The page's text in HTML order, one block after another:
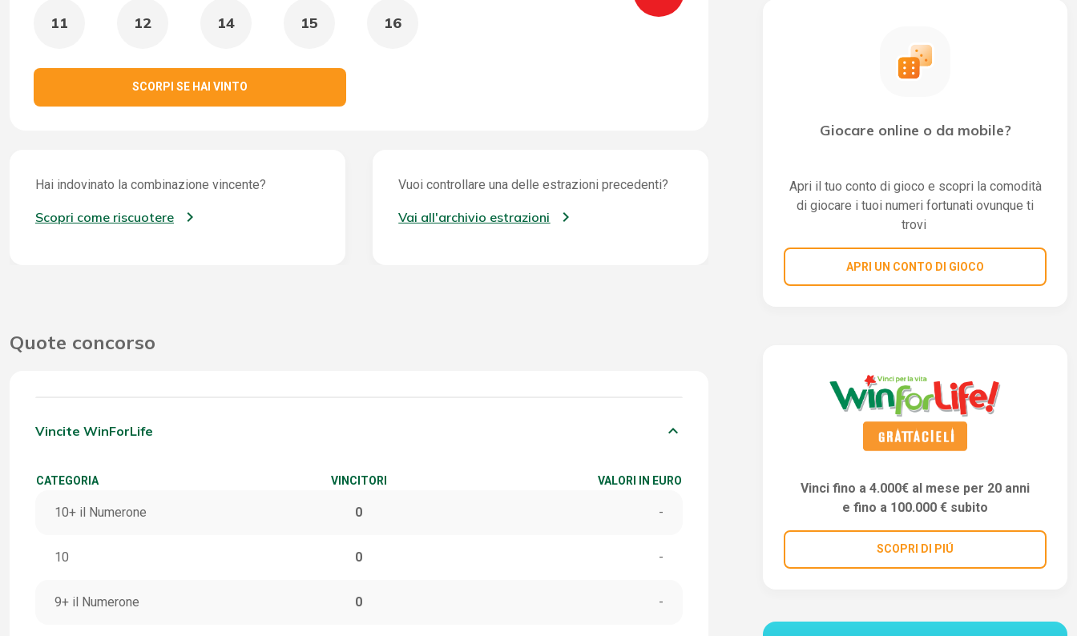
11 12 14 15 16
SCORPI SE HAI VINTO
Hai indovinato la combinazione vincente?
Scopri come riscuotere
Vuoi controllare una delle estrazioni precedenti?
Vai all'archivio estrazioni
Quote concorso
Vincite WinForLife keyboard_arrow_down
CATEGORIA VINCITORI VALORI IN EURO
10+ il Numerone 0 -
10 0 -
9+ il Numerone 0 -
Giocare online o da mobile?
Apri il tuo conto di gioco e scopri la comodità
di giocare i tuoi numeri fortunati ovunque ti
trovi
APRI UN CONTO DI GIOCO
Vinci fino a 4.000€ al mese per 20 anni
e fino a 100.000 € subito
SCOPRI DI PIÚ